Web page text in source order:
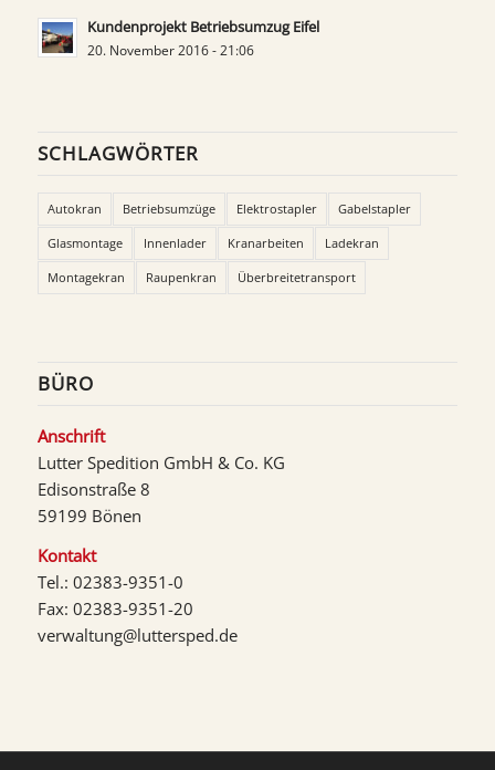
Kundenprojekt Betriebsumzug Eifel
20. November 2016 - 21:06
SCHLAGWÖRTER
Autokran Betriebsumzüge Elektrostapler Gabelstapler
Glasmontage Innenlader Kranarbeiten Ladekran
Montagekran Raupenkran Überbreitetransport
BÜRO
Anschrift
Lutter Spedition GmbH & Co. KG
Edisonstraße 8
59199 Bönen
Kontakt
Tel.: 02383-9351-0
Fax: 02383-9351-20
verwaltung@luttersped.de